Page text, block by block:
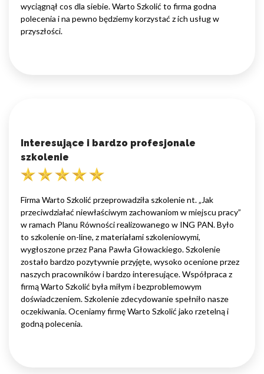
wyciągnął cos dla siebie. Warto Szkolić to firma godna
polecenia i na pewno będziemy korzystać z ich usług w
przyszłości.
Interesujące i bardzo profesjonale
szkolenie
Firma Warto Szkolić przeprowadziła szkolenie nt. „Jak
przeciwdziałać niewłaściwym zachowaniom w miejscu pracy”
w ramach Planu Równości realizowanego w ING PAN. Było
to szkolenie on-line, z materiałami szkoleniowymi,
wygłoszone przez Pana Pawła Głowackiego. Szkolenie
zostało bardzo pozytywnie przyjęte, wysoko ocenione przez
naszych pracowników i bardzo interesujące. Współpraca z
firmą Warto Szkolić była miłym i bezproblemowym
doświadczeniem. Szkolenie zdecydowanie spełniło nasze
oczekiwania. Oceniamy firmę Warto Szkolić jako rzetelną i
godną polecenia.